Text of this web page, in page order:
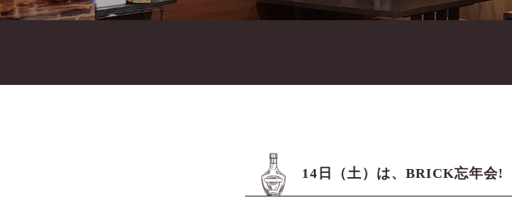
14日（土）は、BRICK忘年会!